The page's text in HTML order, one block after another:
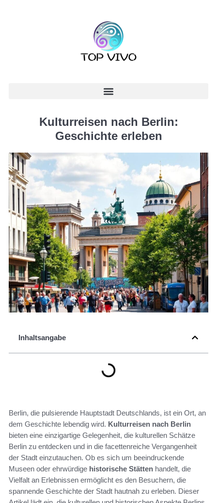
Kulturreisen nach Berlin:
Geschichte erleben
Inhaltsangabe
Berlin, die pulsierende Hauptstadt Deutschlands, ist ein Ort, an
dem Geschichte lebendig wird. Kulturreisen nach Berlin
bieten eine einzigartige Gelegenheit, die kulturellen Schätze
Berlin zu entdecken und in die facettenreiche Vergangenheit
der Stadt einzutauchen. Ob es sich um beeindruckende
Museen oder ehrwürdige historische Stätten handelt, die
Vielfalt an Erlebnissen ermöglicht es den Besuchern, die
spannende Geschichte der Stadt hautnah zu erleben. Dieser